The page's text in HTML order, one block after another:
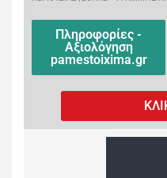
Πληροφορίες -
Αξιολόγηση
pamestoixima.gr